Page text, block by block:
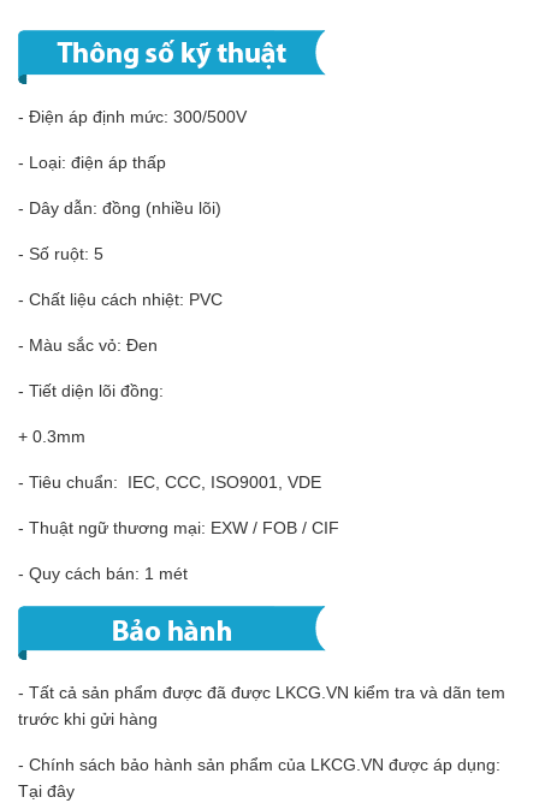
- Điện áp định mức: 300/500V
- Loại: điện áp thấp
- Dây dẫn: đồng (nhiều lõi)
- Số ruột: 5
- Chất liệu cách nhiệt: PVC
- Màu sắc vỏ: Đen
- Tiết diện lõi đồng:
+ 0.3mm
- Tiêu chuẩn: IEC, CCC, ISO9001, VDE
- Thuật ngữ thương mại: EXW / FOB / CIF
- Quy cách bán: 1 mét
- Tất cả sản phẩm được đã được LKCG.VN kiểm tra và dãn tem
trước khi gửi hàng
- Chính sách bảo hành sản phẩm của LKCG.VN được áp dụng:
Tại đây